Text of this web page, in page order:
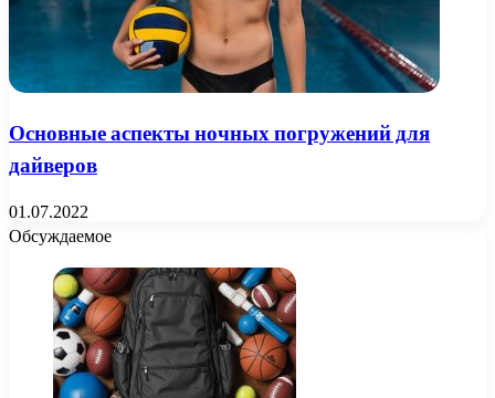
Основные аспекты ночных погружений для
дайверов
01.07.2022
Обсуждаемое